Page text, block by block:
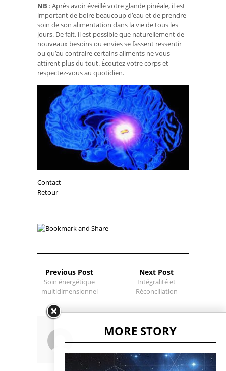
NB : Après avoir éveillé votre glande pinéale, il est
important de boire beaucoup d’eau et de prendre
soin de son alimentation dans la vie de tous les
jours. De fait, il est possible que naturellement de
nouveaux besoins ou envies se fassent ressentir
ou qu’au contraire certains aliments ne vous
attirent plus du tout. Écoutez votre corps et
respectez-vous au quotidien.
Contact
Retour
Previous Post
Soin énergétique
multidimensionnel
Next Post
Intégralité et
Réconciliation
MORE STORY